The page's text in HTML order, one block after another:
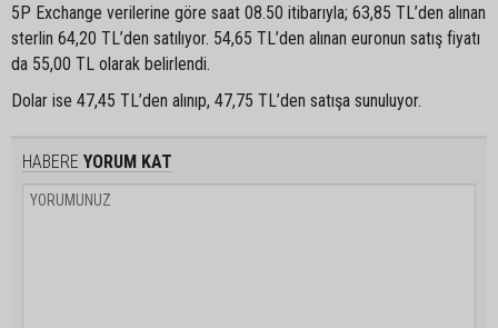
5P Exchange verilerine göre saat 08.50 itibarıyla; 63,85 TL’den alınan
sterlin 64,20 TL’den satılıyor. 54,65 TL’den alınan euronun satış fiyatı
da 55,00 TL olarak belirlendi.
Dolar ise 47,45 TL’den alınıp, 47,75 TL’den satışa sunuluyor.
HABERE YORUM KAT